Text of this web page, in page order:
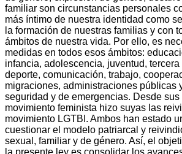
familiar son circunstancias personales
más íntimo de nuestra identidad como
la formación de nuestras familias y con
ámbitos de nuestra vida. Por ello, es
medidas en todos esos ámbitos:
infancia, adolescencia, juventud,
deporte, comunicación, trabajo,
migraciones, administraciones públicas
seguridad y de emergencias. Desde sus
movimiento feminista hizo suyas las
movimiento LGTBI. Ambos han estado
cuestionar el modelo patriarcal y
sexual, familiar y de género. Así, el
la presente ley es consolidar los